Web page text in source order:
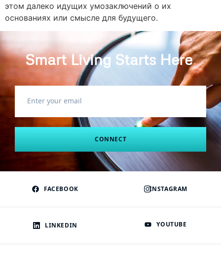
этом далеко идущих умозаключений о их
основаниях или смысле для будущего.
Smart Living Starts Here.
CONNECT
FACEBOOK INSTAGRAM
LINKEDIN YOUTUBE